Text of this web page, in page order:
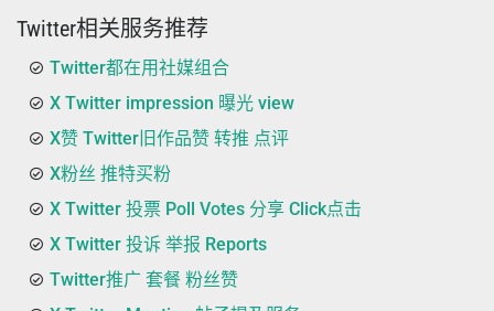
Twitter相关服务推荐
Twitter都在用社媒组合
X Twitter impression 曝光 view
X赞 Twitter旧作品赞 转推 点评
X粉丝 推特买粉
X Twitter 投票 Poll Votes 分享 Click点击
X Twitter 投诉 举报 Reports
Twitter推广 套餐 粉丝赞